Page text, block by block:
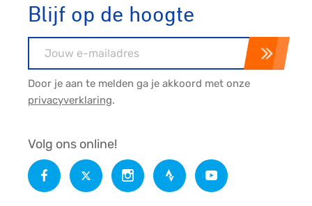
Blijf op de hoogte
Door je aan te melden ga je akkoord met onze
privacyverklaring.
Volg ons online!